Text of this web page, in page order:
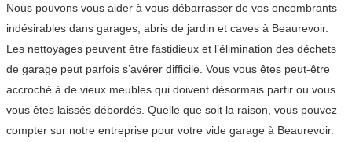
Nous pouvons vous aider à vous débarrasser de vos encombrants
indésirables dans garages, abris de jardin et caves à Beaurevoir.
Les nettoyages peuvent être fastidieux et l’élimination des déchets
de garage peut parfois s’avérer difficile. Vous vous êtes peut-être
accroché à de vieux meubles qui doivent désormais partir ou vous
vous êtes laissés débordés. Quelle que soit la raison, vous pouvez
compter sur notre entreprise pour votre vide garage à Beaurevoir.